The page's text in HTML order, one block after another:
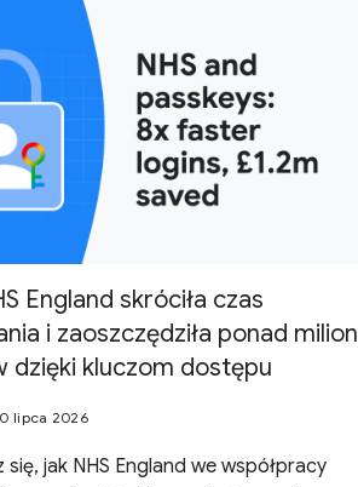
England skróciła czas
i zaoszczędziła ponad milion
dzięki kluczom dostępu
lipca 2026
się, jak NHS England we współpracy